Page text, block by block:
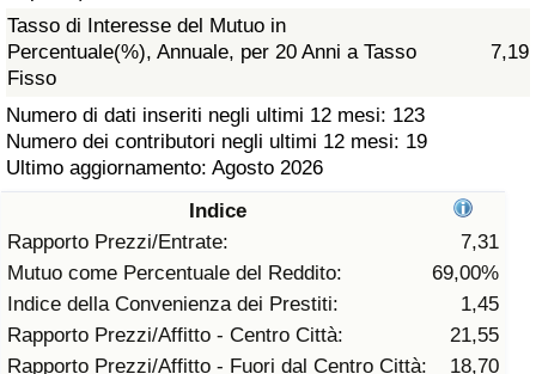
Tasso di Interesse del Mutuo in
Percentuale(%), Annuale, per 20 Anni a Tasso
Fisso
7,19
Numero di dati inseriti negli ultimi 12 mesi: 123
Numero dei contributori negli ultimi 12 mesi: 19
Ultimo aggiornamento: Agosto 2026
Indice
Rapporto Prezzi/Entrate:
7,31
Mutuo come Percentuale del Reddito:
69,00%
Indice della Convenienza dei Prestiti:
1,45
Rapporto Prezzi/Affitto - Centro Città:
21,55
Rapporto Prezzi/Affitto - Fuori dal Centro Città:
18,70
Indice dell’Assistenza Sanitaria per
Nazione
Inquinamento
Indice dell’Inquinamento (Corrente)
Indice di inquinamento
Indice dell’Inquinamento per Nazione